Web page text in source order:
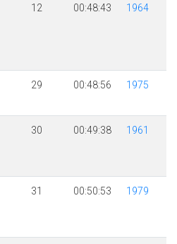
12 00:48:43 1964
29 00:48:56 1975
30 00:49:38 1961
31 00:50:53 1979